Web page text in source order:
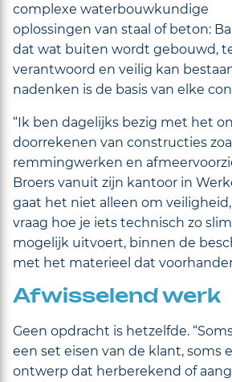
complexe waterbouwkundige
oplossingen van staal of beton:
dat wat buiten wordt gebouwd,
verantwoord en veilig kan
nadenken is de basis van elke
“Ik ben dagelijks bezig met het
doorrekenen van constructies
remmingwerken en
Broers vanuit zijn kantoor in
gaat het niet alleen om
vraag hoe je iets technisch zo
mogelijk uitvoert, binnen de
met het materieel dat
Afwisselend werk
Geen opdracht is hetzelfde.
een set eisen van de klant, soms
ontwerp dat herberekend of